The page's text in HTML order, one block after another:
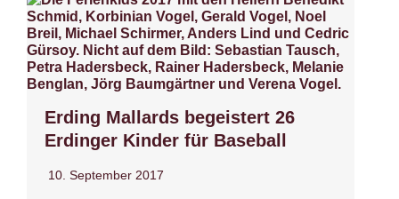
Erding Mallards begeistert 26
Erdinger Kinder für Baseball
10. September 2017